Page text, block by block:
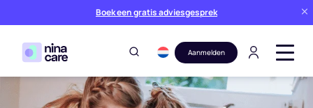
Boek een gratis adviesgesprek
Aanmelden